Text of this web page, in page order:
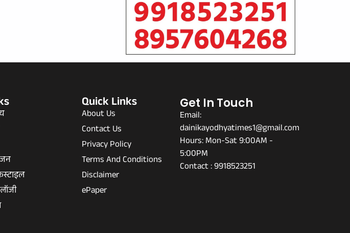
Quick Links
About Us
Contact Us
Privacy Policy
Terms And Conditions
Disclaimer
ePaper
Get In Touch
Email:
dainikayodhyatimes1@gmail.com
Hours: Mon-Sat 9:00AM -
5:00PM
Contact : 9918523251